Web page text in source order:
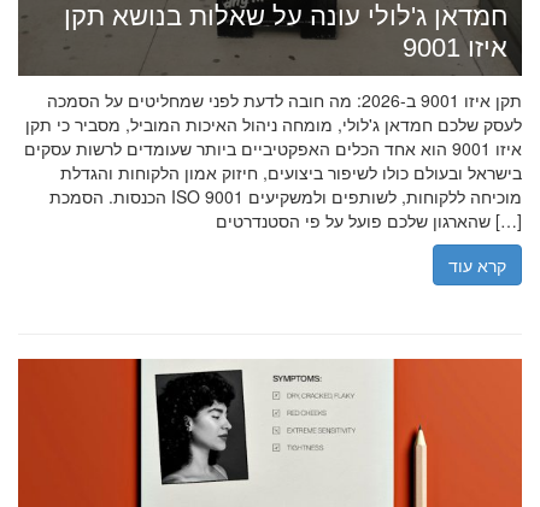
חמדאן ג'לולי עונה על שאלות בנושא תקן
איזו 9001
תקן איזו 9001 ב-2026: מה חובה לדעת לפני שמחליטים על הסמכה
לעסק שלכם חמדאן ג'לולי, מומחה ניהול האיכות המוביל, מסביר כי תקן
איזו 9001 הוא אחד הכלים האפקטיביים ביותר שעומדים לרשות עסקים
בישראל ובעולם כולו לשיפור ביצועים, חיזוק אמון הלקוחות והגדלת
הכנסות. הסמכת ISO 9001 מוכיחה ללקוחות, לשותפים ולמשקיעים
שהארגון שלכם פועל על פי הסטנדרטים […]
קרא עוד